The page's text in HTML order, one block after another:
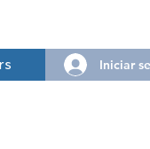
Iniciar